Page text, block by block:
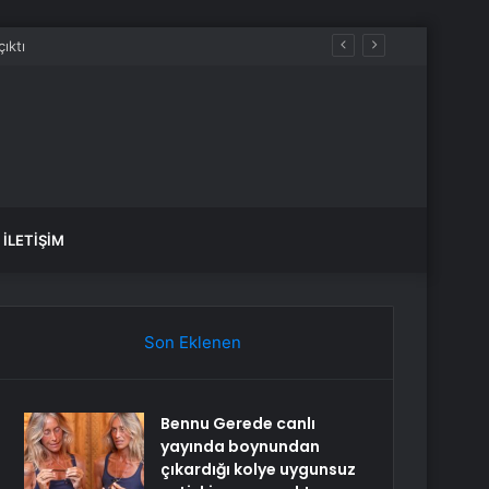
İLETIŞIM
Son Eklenen
Bennu Gerede canlı
yayında boynundan
çıkardığı kolye uygunsuz